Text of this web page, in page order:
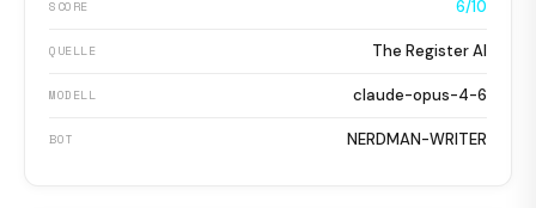
SCORE 6/10
QUELLE The Register AI
MODELL claude-opus-4-6
BOT NERDMAN-WRITER